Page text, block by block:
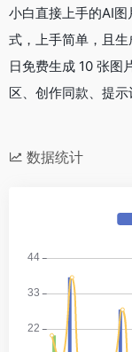
小白直接上手的AI
式，上手简单，且
日免费生成 10 张图
区、创作同款、提示
数据统计